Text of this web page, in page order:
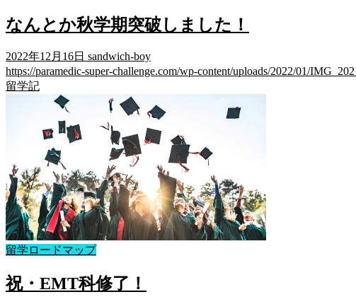
なんとか秋学期突破しました！
2022年12月16日 sandwich-boy
https://paramedic-super-challenge.com/wp-content/uploads/2022/01/
留学記
留学ロードマップ
祝・EMT科修了！